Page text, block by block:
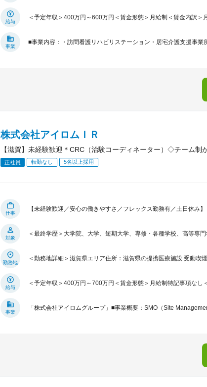
給与
＜予定年収＞400万円～600万円＜賃金形態＞月給制＜賃金内訳
事業
■事業内容：・訪問看護リハビリステーション・居宅介護支援事
株式会社アイロムＩＲ
【滋賀】未経験歓迎＊CRC（治験コーディネーター）◇チーム
正社員 転勤なし 5名以上採用
仕事
【未経験歓迎／安心の働きやすさ／フレックス勤務有／土日休み
対象
＜最終学歴＞大学院、大学、短期大学、専修・各種学校、高等専
勤務地
＜勤務地詳細＞滋賀県エリア住所：滋賀県の提携医療施設 受動喫
給与
＜予定年収＞400万円～700万円＜賃金形態＞月給制特記事項な
事業
「株式会社アイロムグループ」■事業概要：SMO（Site